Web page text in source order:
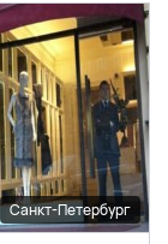
Санкт-Петербург